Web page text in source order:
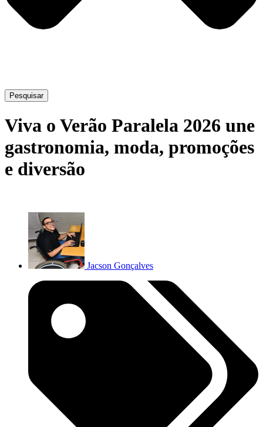
Pesquisar
Viva o Verão Paralela 2026 une
gastronomia, moda, promoções
e diversão
Jacson Gonçalves